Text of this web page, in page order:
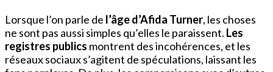
Lorsque l’on parle de l’âge d’Afida Turner, les choses
ne sont pas aussi simples qu’elles le paraissent. Les
registres publics montrent des incohérences, et les
réseaux sociaux s’agitent de spéculations, laissant les